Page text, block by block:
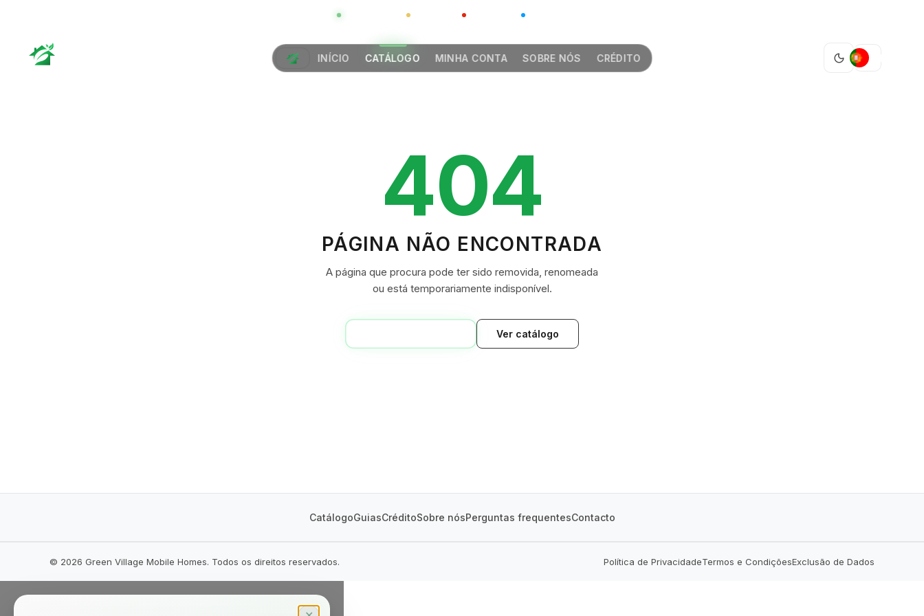
CHINA
INÍCIO CATÁLOGO MINHA CONTA SOBRE NÓS CRÉDITO
GREEN VILLAGE
404
PÁGINA NÃO ENCONTRADA
A página que procura pode ter sido removida, renomeada
ou está temporariamente indisponível.
Ver catálogo
CatálogoGuiasCréditoSobre nósPerguntas frequentesContacto
© 2026 Green Village Mobile Homes. Todos os direitos reservados. Política de PrivacidadeTermos e CondiçõesExclusão de Dados